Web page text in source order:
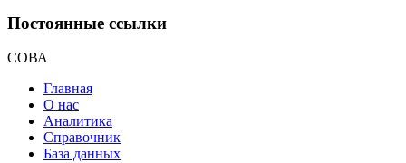
Постоянные ссылки
СОВА
Главная
О нас
Аналитика
Справочник
База данных